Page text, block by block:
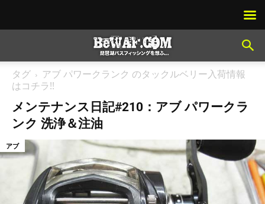
タグ
アブ パワークランク のタックルベリー入荷情報
はコチラ!!
メンテナンス日記#210：アブ パワークラ
ンク 洗浄＆注油
アブ